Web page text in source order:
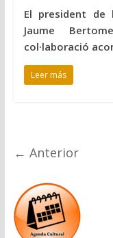
El president de
Jaume
col·laboració
Leer más
← Anterior